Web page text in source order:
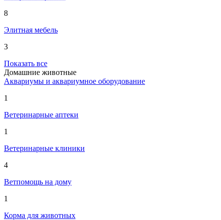
8
Элитная мебель
3
Показать все
Домашние животные
Аквариумы и аквариумное оборудование
1
Ветеринарные аптеки
1
Ветеринарные клиники
4
Ветпомощь на дому
1
Корма для животных